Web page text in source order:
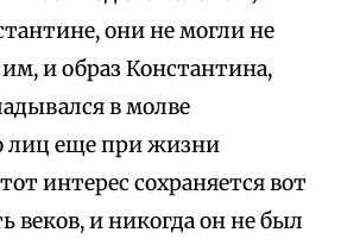
они не могли не
и образ Константина,
в молве
лиц еще при жизни
интерес сохраняется вот
веков, и никогда он не был